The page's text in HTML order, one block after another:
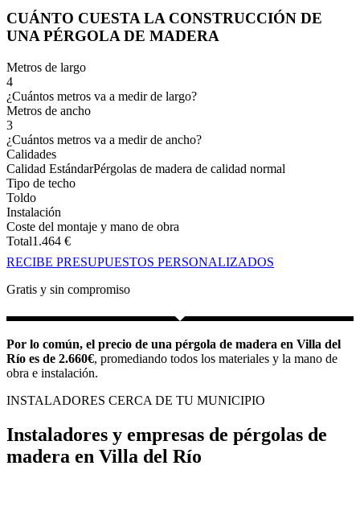
CUÁNTO CUESTA LA CONSTRUCCIÓN DE
UNA PÉRGOLA DE MADERA
Metros de largo
4
¿Cuántos metros va a medir de largo?
Metros de ancho
3
¿Cuántos metros va a medir de ancho?
Calidades
Calidad EstándarPérgolas de madera de calidad normal
Tipo de techo
Toldo
Instalación
Coste del montaje y mano de obra
Total1.464 €
RECIBE PRESUPUESTOS PERSONALIZADOS
Gratis y sin compromiso
Por lo común, el precio de una pérgola de madera en Villa del
Río es de 2.660€, promediando todos los materiales y la mano de
obra e instalación.
INSTALADORES CERCA DE TU MUNICIPIO
Instaladores y empresas de pérgolas de
madera en Villa del Río